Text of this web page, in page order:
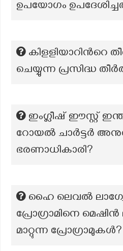
ഉപയോഗം
കിളളിയാറിന്‍റെ
ചെയ്യുന്ന പ്രസിദ്ധ
ഇംഗ്ലീഷ് ഈസ്റ്റ്
റോയൽ ചാർട്ടർ
ഭരണാധികാരി?
ഹൈ ലെവൽ
പ്രോഗ്രാമിനെ മെഷിൻ
മാറ്റുന്ന പ്രോഗ്രാമുകൾ?